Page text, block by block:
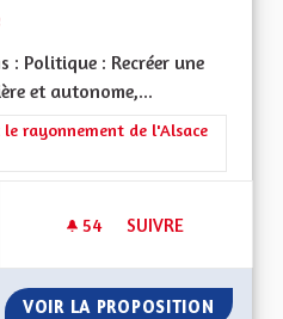
: Politique : Recréer une
et autonome,...
: La Culture, l'Education et
rayonnement de l'Alsace
54 54 ABONNÉS
SUIVRE
VOIR LA PROPOSITION